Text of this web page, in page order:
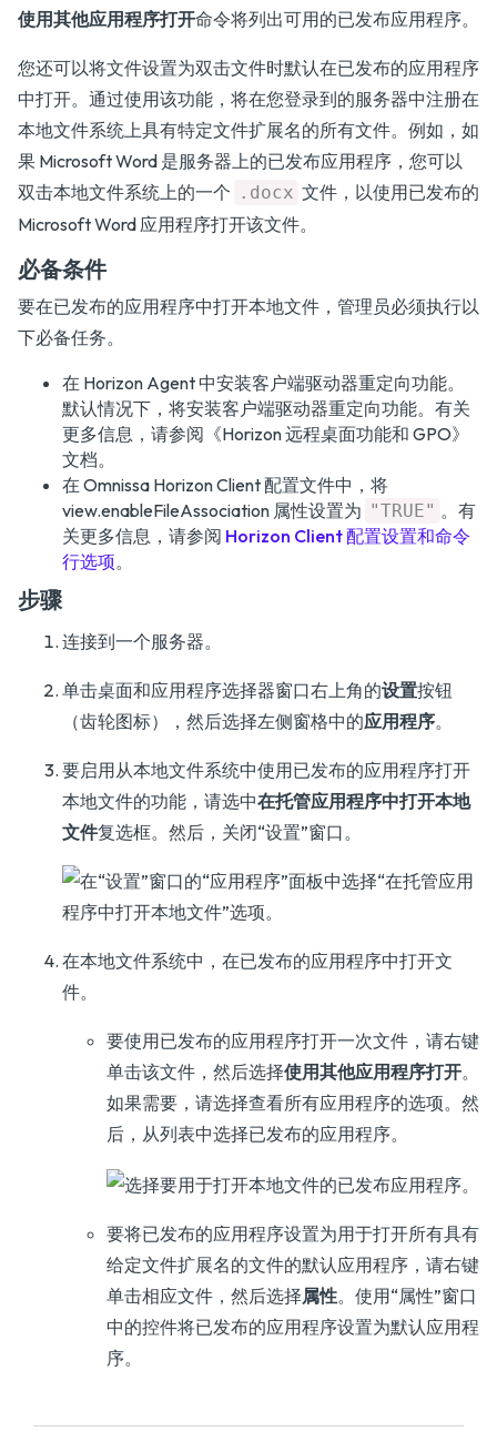
使用其他应用程序打开命令将列出可用的已发布应用程序。
您还可以将文件设置为双击文件时默认在已发布的应用程序
中打开。通过使用该功能，将在您登录到的服务器中注册在
本地文件系统上具有特定文件扩展名的所有文件。例如，如
果 Microsoft Word 是服务器上的已发布应用程序，您可以
双击本地文件系统上的一个
.docx 文件，以使用已发布的
Microsoft Word 应用程序打开该文件。
必备条件
要在已发布的应用程序中打开本地文件，管理员必须执行以
下必备任务。
在 Horizon Agent 中安装客户端驱动器重定向功能。
默认情况下，将安装客户端驱动器重定向功能。有关
更多信息，请参阅 《Horizon 远程桌面功能和 GPO》
文档。
在 Omnissa Horizon Client 配置文件中，将
view.enableFileAssociation 属性设置为 "TRUE" 。有
关更多信息，请参阅 Horizon Client 配置设置和命令
行选项。
步骤
连接到一个服务器。
单击桌面和应用程序选择器窗口右上角的设置按钮
（齿轮图标），然后选择左侧窗格中的应用程序。
要启用从本地文件系统中使用已发布的应用程序打开
本地文件的功能，请选中在托管应用程序中打开本地
文件复选框。然后，关闭“设置”窗口。
在本地文件系统中，在已发布的应用程序中打开文
件。
要使用已发布的应用程序打开一次文件，请右键
单击该文件，然后选择使用其他应用程序打开。
如果需要，请选择查看所有应用程序的选项。然
后，从列表中选择已发布的应用程序。
要将已发布的应用程序设置为用于打开所有具有
给定文件扩展名的文件的默认应用程序，请右键
单击相应文件，然后选择属性。使用“属性”窗口
中的控件将已发布的应用程序设置为默认应用程
序。